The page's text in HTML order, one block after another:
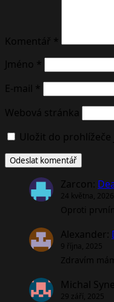
Komentář *
Jméno *
E-mail *
Webová stránka
Uložit do
Zarcon:
24 května, 2026
Oproti
Alexander:
9 října, 2025
Zdravím
Michal
29 září, 2025